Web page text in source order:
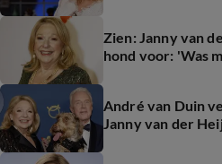
Zien: Janny van
hond voor: 'Was
André van Duin
Janny van der